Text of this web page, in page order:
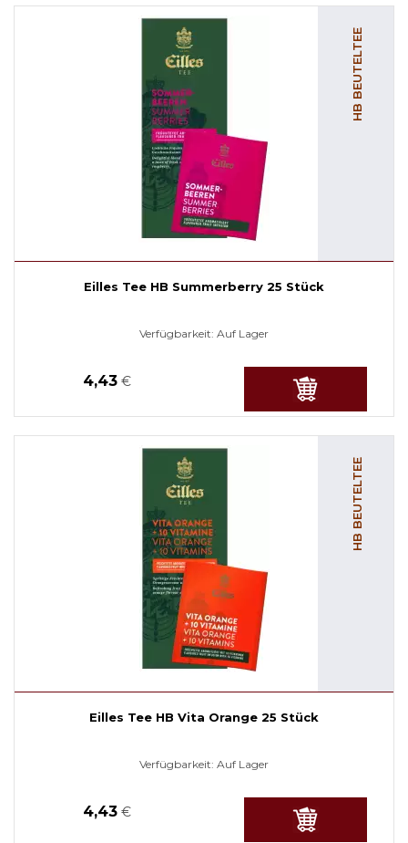
HB BEUTELTEE
Eilles Tee HB Summerberry 25 Stück
Verfügbarkeit: Auf Lager
4,43 €
HB BEUTELTEE
Eilles Tee HB Vita Orange 25 Stück
Verfügbarkeit: Auf Lager
4,43 €